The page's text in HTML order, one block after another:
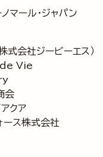
マール・ジャパン
式会社ジービーエス）
de Vie
会
クア
ース株式会社